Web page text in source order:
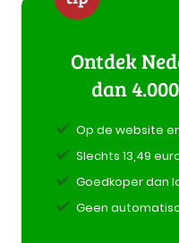
Ontdek
dan
Op de website
Slechts 13,49
Goedkoper dan
Geen